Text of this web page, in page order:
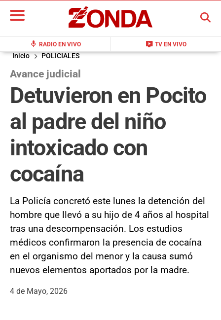
mic RADIO EN VIVO live_tv TV EN VIVO
BUSCAR
Inicio POLICIALES
Avance judicial
Detuvieron en Pocito
al padre del niño
intoxicado con
cocaína
La Policía concretó este lunes la detención del
hombre que llevó a su hijo de 4 años al hospital
tras una descompensación. Los estudios
médicos confirmaron la presencia de cocaína
en el organismo del menor y la causa sumó
nuevos elementos aportados por la madre.
4 de Mayo, 2026